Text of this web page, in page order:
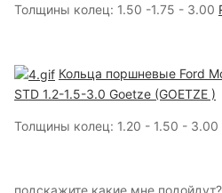
Толщины колец: 1.50 -1.75 - 3.00
Кольца поршневые Ford
STD 1.2-1.5-3.0 Goetze (GOETZE )
Толщины колец: 1.20 - 1.50 - 3.00
подскажите какие мне подойдут?